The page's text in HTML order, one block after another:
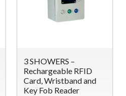
3 SHOWERS –
Rechargeable RFID
Card, Wristband and
Key Fob Reader